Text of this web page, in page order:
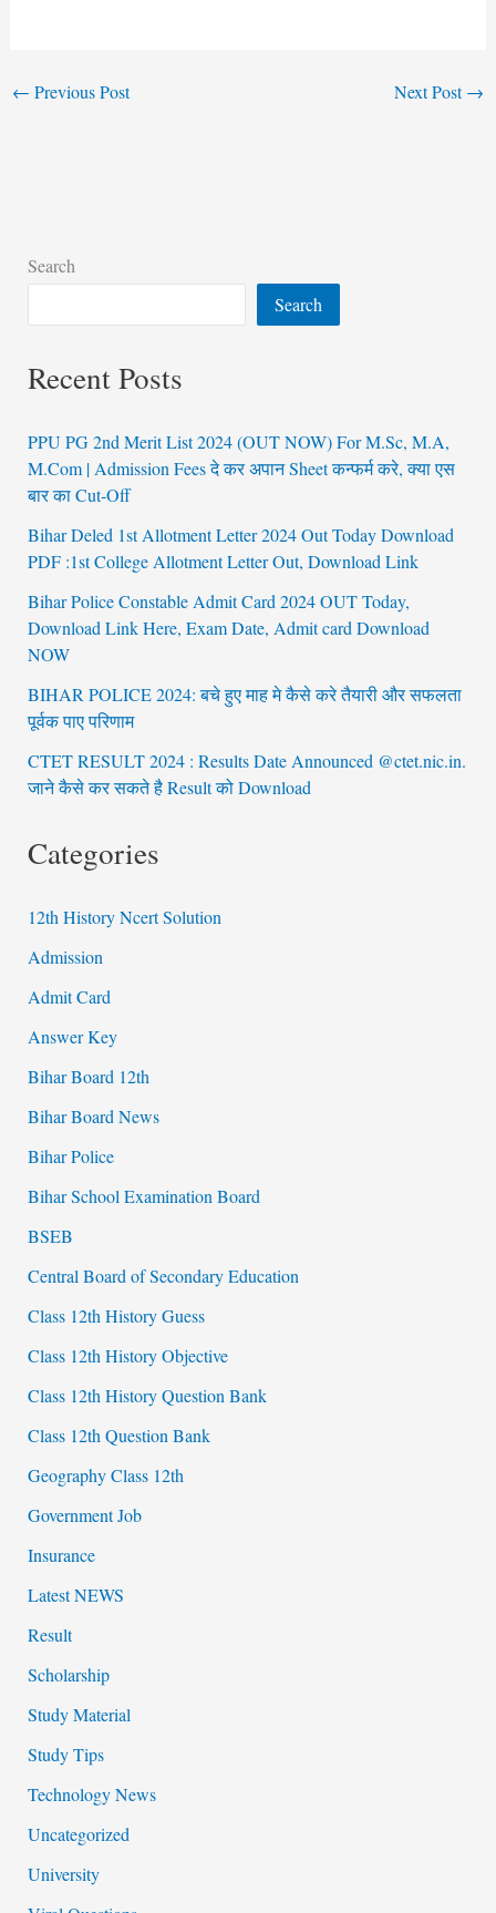
← Previous Post Next Post→
Search
Search
Recent Posts
PPU PG 2nd Merit List 2024 (OUT NOW) For M.Sc, M.A,
M.Com | Admission Fees दे कर अपान Sheet कन्फर्म करे, क्या एस
बार का Cut-Off
Bihar Deled 1st Allotment Letter 2024 Out Today Download
PDF :1st College Allotment Letter Out, Download Link
Bihar Police Constable Admit Card 2024 OUT Today,
Download Link Here, Exam Date, Admit card Download
NOW
BIHAR POLICE 2024: बचे हुए माह मे कैसे करे तैयारी और सफलता
पूर्वक पाए परिणाम
CTET RESULT 2024 : Results Date Announced @ctet.nic.in.
जाने कैसे कर सकते है Result को Download
Categories
12th History Ncert Solution
Admission
Admit Card
Answer Key
Bihar Board 12th
Bihar Board News
Bihar Police
Bihar School Examination Board
BSEB
Central Board of Secondary Education
Class 12th History Guess
Class 12th History Objective
Class 12th History Question Bank
Class 12th Question Bank
Geography Class 12th
Government Job
Insurance
Latest NEWS
Result
Scholarship
Study Material
Study Tips
Technology News
Uncategorized
University